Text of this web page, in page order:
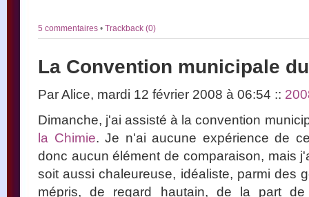
5 commentaires • Trackback (0)
La Convention municipale
Par Alice, mardi 12 février 2008 à 06:54 ::
Dimanche, j'ai assisté à la convention
la Chimie. Je n'ai aucune expérience de
donc aucun élément de comparaison, mais
soit aussi chaleureuse, idéaliste, parmi des
mépris, de regard hautain, de la part de